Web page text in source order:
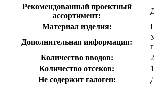
Рекомендованный проектный
ассортимент:
Материал изделия:
Дополнительная информация:
Количество вводов:
2
Количество отсеков:
1
Не содержит галоген: